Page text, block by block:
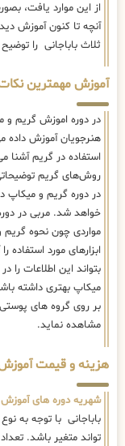
از این موارد یافت،
آنچه تا کنون آموزش
ثلاث باباجانی را توضیح
آموزش مهمترین نکات
در دوره اموزش گریم و
هنرجویان آموزش داده
استفاده در گریم
روش‌های گریم
در دوره گریم و میکاپ
خواهد شد. مربی در
مواردی چون نحوه
ابزارهای مورد استفاده
بتواند این اطلاعات را
میکاپ بهتری داشته
بر روی گروه های پوستی
مشاهده نماید.
هزینه و قیمت آموزش
شهریه دوره های آموزش
باباجانی با توجه به
تواند متغیر باشد.